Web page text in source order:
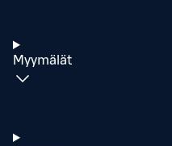
Myymälät